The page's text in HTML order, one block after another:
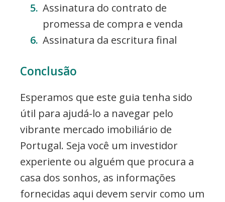
Assinatura do contrato de
promessa de compra e venda
Assinatura da escritura final
Conclusão
Esperamos que este guia tenha sido
útil para ajudá-lo a navegar pelo
vibrante mercado imobiliário de
Portugal. Seja você um investidor
experiente ou alguém que procura a
casa dos sonhos, as informações
fornecidas aqui devem servir como um